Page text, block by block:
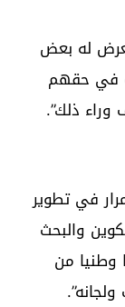
له بعض
في حقهم
ذلك”.
في تطوير
والبحث
وطنيا من